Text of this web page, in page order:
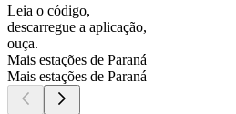
Leia o código,
descarregue a aplicação,
ouça.
Mais estações de Paraná
Mais estações de Paraná